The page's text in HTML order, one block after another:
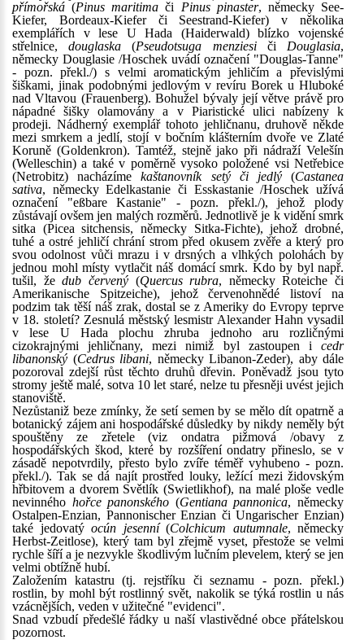
přímořská (Pinus maritima či Pinus pinaster, německy See-
Kiefer, Bordeaux-Kiefer či Seestrand-Kiefer) v několika
exemplářích v lese U Hada (Haiderwald) blízko vojenské
střelnice,douglaska (Pseudotsuga menziesiči Douglasia,
německy Douglasie /Hoschek uvádí označení "Douglas-Tanne"
- pozn. překl./) s velmi aromatickým jehličím a převislými
šiškami, jinak podobnými jedlovým v revíru Borek u Hluboké
nad Vltavou (Frauenberg). Bohužel bývaly její větve právě pro
nápadné šišky olamovány a v Piaristické ulici nabízeny k
prodeji. Nádherný exemplář tohoto jehličnanu, druhově někde
mezi smrkem a jedlí, stojí v bočním klášterním dvoře ve Zlaté
Koruně (Goldenkron). Tamtéž, stejně jako při nádraží Velešín
(Welleschin) a také v poměrně vysoko položené vsi Netřebice
(Netrobitz) nacházímekaštanovník setý či jedlý(Castanea
sativa, německy Edelkastanie či Esskastanie /Hoschek užívá
označení "eßbare Kastanie" - pozn. překl./), jehož plody
zůstávají ovšem jen malých rozměrů. Jednotlivě je k vidění smrk
sitka (Picea sitchensis, německy Sitka-Fichte), jehož drobné,
tuhé a ostré jehličí chrání strom před okusem zvěře a který pro
svou odolnost vůči mrazu i v drsných a vlhkých polohách by
jednou mohl místy vytlačit náš domácí smrk. Kdo by byl např.
tušil, žedub červený(Quercus rubra, německy Roteiche či
Amerikanische Spitzeiche), jehož červenohnědé listoví na
podzim tak těší náš zrak, dostal se z Ameriky do Evropy teprve
v 18. století? Zesnulá městský lesmistr Alexander Hahn vysadil
v lese U Hada plochu zhruba jednoho aru rozličnými
cizokrajnými jehličnany, mezi nimiž byl zastoupen i cedr
libanonský (Cedrus libani, německy Libanon-Zeder), aby dále
pozoroval zdejší růst těchto druhů dřevin. Poněvadž jsou tyto
stromy ještě malé, sotva 10 let staré, nelze tu přesněji uvést jejich
stanoviště.
Nezůstaniž beze zmínky, že setí semen by se mělo dít opatrně a
botanický zájem ani hospodářské důsledky by nikdy neměly být
spouštěny ze zřetele (viz ondatra pižmová /obavy z
hospodářských škod, které by rozšíření ondatry přineslo, se v
zásadě nepotvrdily, přesto bylo zvíře téměř vyhubeno - pozn.
překl./). Tak se dá najít prostřed louky, ležící mezi židovským
hřbitovem a dvorem Světlík (Swietlikhof), na malé ploše vedle
nevinného hořce panonského (Gentiana pannonica, německy
Ostalpen-Enzian, Pannonischer Enzian či Ungarischer Enzian)
také jedovatý ocún jesenní(Colchicum autumnale, německy
Herbst-Zeitlose), který tam byl zřejmě vyset, přestože se velmi
rychle šíří a je nezvykle škodlivým lučním plevelem, který se jen
velmi obtížně hubí.
Založením katastru (tj. rejstříku či seznamu - pozn. překl.)
rostlin, by mohl být rostlinný svět, nakolik se týká rostlin u nás
vzácnějších, veden v užitečné "evidenci".
Snad vzbudí předešlé řádky u naší vlastivědné obce přátelskou
pozornost.